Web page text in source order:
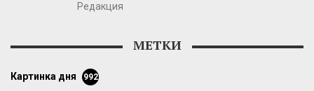
Редакция
МЕТКИ
картинка дня 992